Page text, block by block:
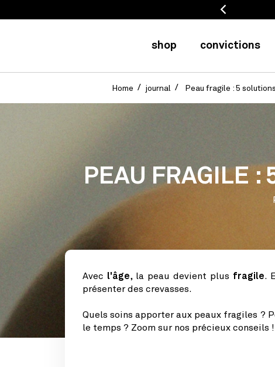
shop convictions
Home journal Peau fragile : 5
PEAU FRAGILE :
Avec l'âge, la peau devient plus fragile.
présenter des crevasses.
Quels soins apporter aux peaux fragiles ?
le temps ? Zoom sur nos précieux conseils !